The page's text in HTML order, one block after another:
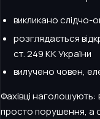
викликано слідчо-
розглядається
ст. 249 КК України
вилучено човен,
Фахівці
просто порушення, а